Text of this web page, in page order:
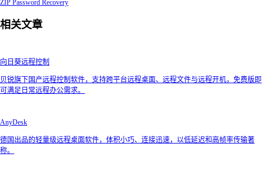
ZIP Password Recovery
相关文章
向日葵远程控制
贝锐旗下国产远程控制软件，支持跨平台远程桌面、远程文件与远程开机，免费版即
可满足日常远程办公需求。
AnyDesk
德国出品的轻量级远程桌面软件，体积小巧、连接迅速，以低延迟和高帧率传输著
称。